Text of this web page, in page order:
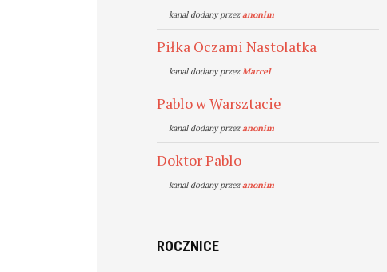
kanal dodany przezanonim
Piłka Oczami Nastolatka
kanal dodany przezMarcel
Pablo w Warsztacie
kanal dodany przezanonim
Doktor Pablo
kanal dodany przezanonim
ROCZNICE